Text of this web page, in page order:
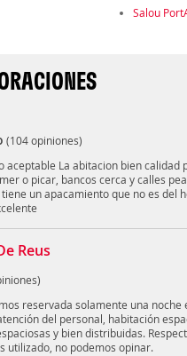
Salou
(104 opiniones)
aceptable La abitacion bien calidad
o picar, bancos cerca y calles
un apacamiento que no es del
Reus
)
reservada solamente una
del personal, habitación
y bien distribuidas.
utilizado, no podemos opinar.